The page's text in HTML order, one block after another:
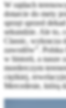
W rajdach
dotarcie do mety
sprzęt sprzed
sekundzie. Ale to,
Classic, wykracza
zawodów”.
w historii, a nasze
morderczym
ciężkiej,
Mercedesie, którą